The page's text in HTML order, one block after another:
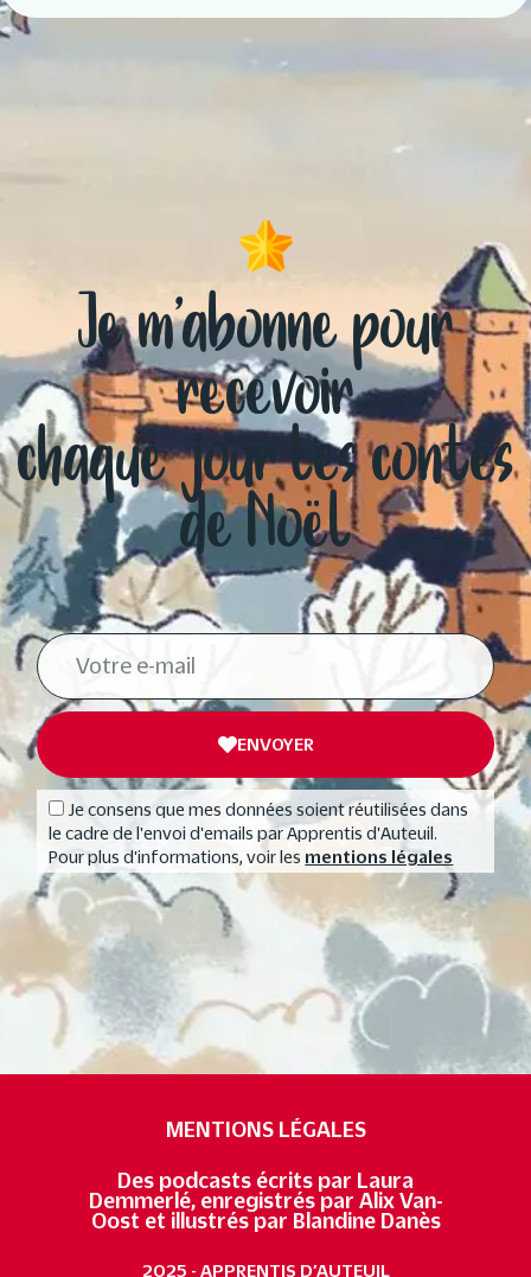
Je m’abonne pour
recevoir
chaque jour les contes
de Noël
Je consens que mes données soient réutilisées dans
le cadre de l'envoi d'emails par Apprentis d'Auteuil.
Pour plus d'informations, voir les mentions légales
ENVOYER
MENTIONS LÉGALES
Des podcasts écrits par Laura
Demmerlé, enregistrés par Alix Van-
Oost et illustrés par Blandine Danès
2025 - APPRENTIS D’AUTEUIL